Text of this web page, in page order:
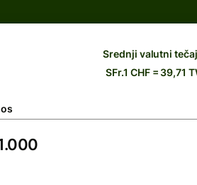
Srednji valutni tečaj
SFr.1 CHF = 39,71